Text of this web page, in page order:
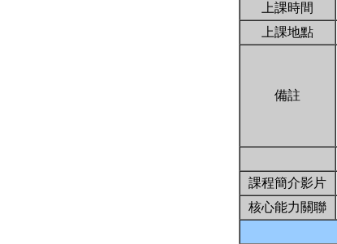
上課時間
上課地點
備註
課程簡介影片
核心能力關聯